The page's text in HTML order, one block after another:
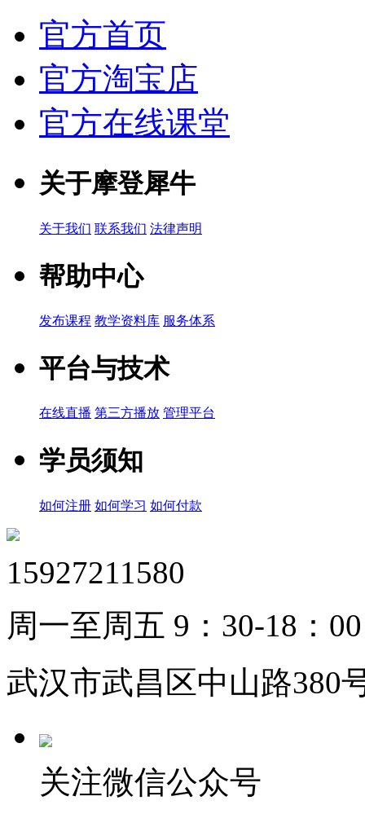
官方首页
官方淘宝店
官方在线课堂
关于摩登犀牛
关于我们 联系我们 法律声明
帮助中心
发布课程 教学资料库 服务体系
平台与技术
在线直播 第三方播放 管理平台
学员须知
如何注册 如何学习 如何付款
15927211580
周一至周五 9：30-18：00
武汉市武昌区中山路380
关注微信公众号